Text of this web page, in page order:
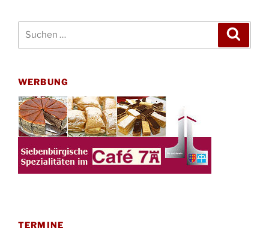
WERBUNG
TERMINE